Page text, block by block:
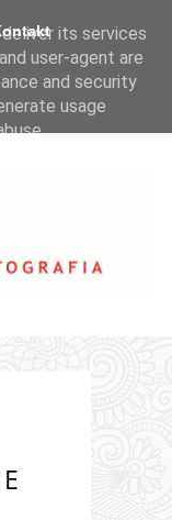
its services
user-agent are
and security
usage